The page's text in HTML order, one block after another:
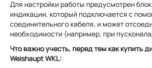
Для настройки работы предусмотрен
индикации, который подключается с
соединительного кабеля, и может
необходимости (например, при
Что важно учесть, перед тем как купить
Weishaupt WKL: